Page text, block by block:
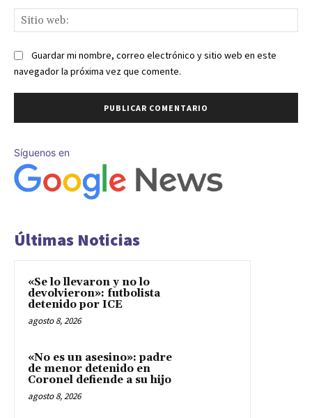
Guardar mi nombre, correo electrónico y sitio web en este
navegador la próxima vez que comente.
Síguenos en
Últimas Noticias
«Se lo llevaron y no lo
devolvieron»: futbolista
detenido por ICE
agosto 8, 2026
«No es un asesino»: padre
de menor detenido en
Coronel defiende a su hijo
agosto 8, 2026